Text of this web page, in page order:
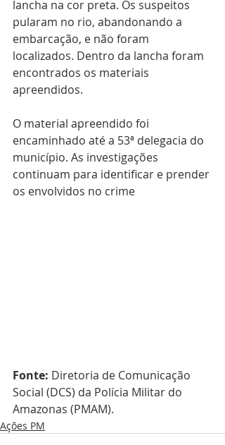
lancha na cor preta. Os suspeitos
pularam no rio, abandonando a
embarcação, e não foram
localizados. Dentro da lancha foram
encontrados os materiais
apreendidos.
O material apreendido foi
encaminhado até a 53ª delegacia do
município. As investigações
continuam para identificar e prender
os envolvidos no crime
Fonte: Diretoria de Comunicação
Social (DCS) da Polícia Militar do
Amazonas (PMAM).
Ações PM